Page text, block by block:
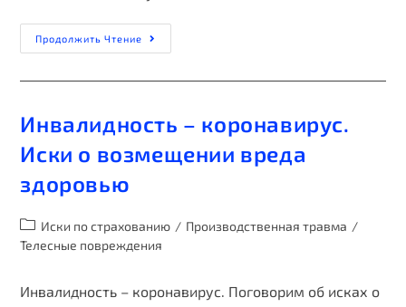
Продолжить Чтение
Инвалидность – коронавирус.
Иски о возмещении вреда
здоровью
Иски по страхованию / Производственная травма /
Телесные повреждения
Инвалидность – коронавирус. Поговорим об исках о